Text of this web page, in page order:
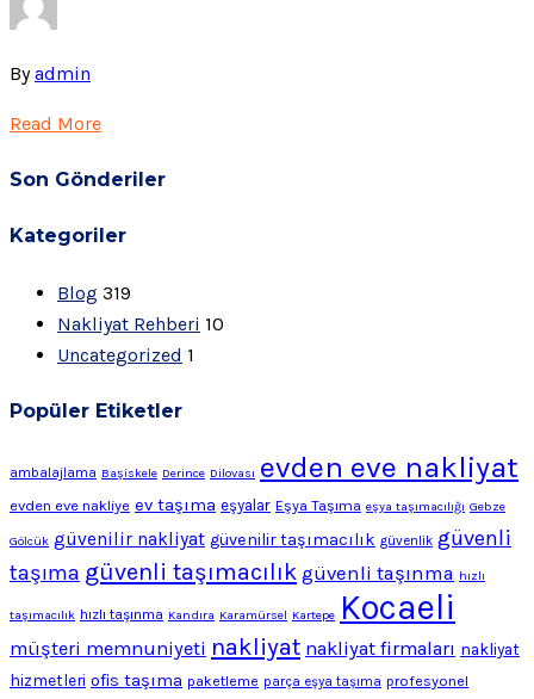
Byadmin
Read More
Son Gönderiler
Kategoriler
Blog 319
Nakliyat Rehberi 10
Uncategorized 1
Popüler Etiketler
ambalajlama Başiskele Derince Dilovası evden eve nakliyat
evden eve nakliye ev taşıma eşyalar Eşya Taşıma eşya taşımacılığı Gebze
Gölcük güvenilir nakliyat güvenilir taşımacılık güvenlik güvenli
taşıma güvenli taşımacılık güvenli taşınma hızlı
taşımacılık hızlı taşınma Kandıra Karamürsel Kartepe Kocaeli
müşteri memnuniyeti nakliyat nakliyat firmaları nakliyat
hizmetleri ofis taşıma paketleme parça eşya taşıma profesyonel